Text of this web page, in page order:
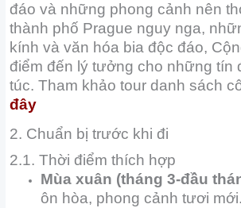
đáo và những phong cảnh nên
thành phố Prague nguy nga,
kính và văn hóa bia độc đáo,
điểm đến lý tưởng cho những tín
túc. Tham khảo tour danh sách
đây
2. Chuẩn bị trước khi đi
2.1. Thời điểm thích hợp
Mùa xuân (tháng 3-đầu
ôn hòa, phong cảnh tươi mới.